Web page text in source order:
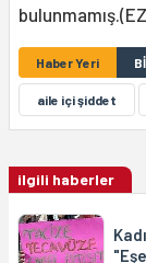
Haber Yeri
aile içi şiddet
ilgili haberler